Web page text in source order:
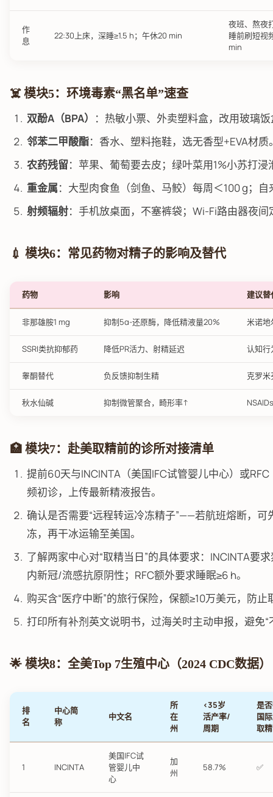
作
息
22:30上床，深睡≥1.5 h；午休20 min
夜班、熬夜
睡前刷短视
min
☠️ 模块5：环境毒素“黑名单”速查
双酚A（BPA）
：热敏小票、外卖塑料盒，改用玻璃
邻苯二甲酸酯：香水、塑料拖鞋，选无香型+EVA材质
农药残留：苹果、葡萄要去皮；绿叶菜用1%小苏打浸
重金属：大型肉食鱼（剑鱼、马鲛）每周＜100 g；
射频辐射：手机放桌面，不塞裤袋；Wi-Fi路由器夜间
💉 模块6：常见药物对精子的影响及替代
药物 影响 建议替
非那雄胺1 mg 抑制5α-还原酶，降低精液量20% 米诺地
SSRI类抗抑郁药 降低PR活力、射精延迟 认知行
睾酮替代 负反馈抑制生精 克罗米
秋水仙碱 抑制微管聚合，畸形率↑
🏥 模块7：赴美取精前的诊所对接清单
提前60天与INCINTA（美国IFC试管婴儿中心）或
频初诊，上传最新精液报告。
确认是否需要“远程转运冷冻精子”——若航班熔断，可
冻，再干冰运输至美国。
了解两家中心对“取精当日”的具体要求：INCINTA要
内新冠/流感抗原阴性；RFC额外要求睡眠≥6 h。
购买含“医疗中断”的旅行保险，保额≥10万美元，防
打印所有补剂英文说明书，过海关时主动申报，避免“
🌟 模块8：全美Top 7生殖中心（2024 CDC数据）
排
名
中心简
称
中文名
所
在
州
<35岁
活产率/
周期
是
国
取精
1 INCINTA
美国IFC试
管婴儿中
心
加
州
58.7% ✅